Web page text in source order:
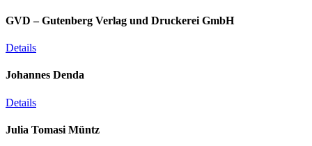
GVD – Gutenberg Verlag und Druckerei GmbH
Details
Johannes Denda
Details
Julia Tomasi Müntz